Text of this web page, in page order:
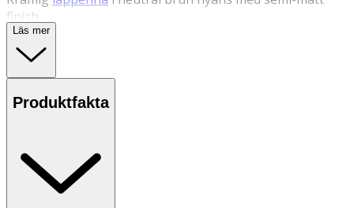
finish.
Isadora
som kan användas både för att definiera läppkonturen
och som läppfärg över hela läpparna. Den krämiga
formulan glider lätt över huden och ger ett jämnt resultat
eller fjädra.
Formulan är berikad med jojobaolja som bidrar till en
mjuk och behaglig känsla vid applicering. Produkten är
Läs mer
Produktfakta